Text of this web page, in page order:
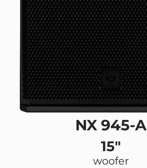
NX 945-A
15"
woofer